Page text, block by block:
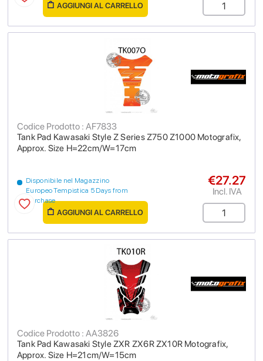
AGGIUNGI AL CARRELLO
Tank Pad Kawasaki Style Z Series Z750 Z1000 Motografix,
Approx. Size H=22cm/W=17cm
Codice Prodotto : AF7833
Disponibile nel Magazzino
Europeo Tempistica 5 Days from
purchase
€27.27
Incl. IVA
AGGIUNGI AL CARRELLO
Tank Pad Kawasaki Style ZXR ZX6R ZX10R Motografix,
Approx. Size H=21cm/W=15cm
Codice Prodotto : AA3826